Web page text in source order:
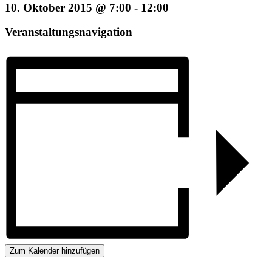
10. Oktober 2015 @ 7:00 - 12:00
Veranstaltungsnavigation
Zum Kalender hinzufügen